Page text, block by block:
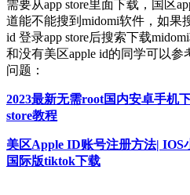
需要从app store里面下载，国区
道能不能搜到midomi软件，如果
id 登录app store后搜索下载
和没有美区apple id的同学可以
问题：
2023最新无需root国内安卓手机
store教程
美区Apple ID账号注册方法| IOS
国际版tiktok下载